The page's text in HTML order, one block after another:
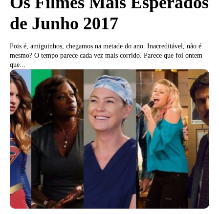
de Junho 2017
Pois é, amiguinhos, chegamos na metade do ano. Inacreditável, não é
mesmo? O tempo parece cada vez mais corrido. Parece que foi ontem
que...